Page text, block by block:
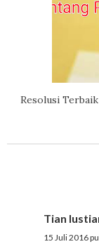
Resolusi
Tian
15 Juli 2016